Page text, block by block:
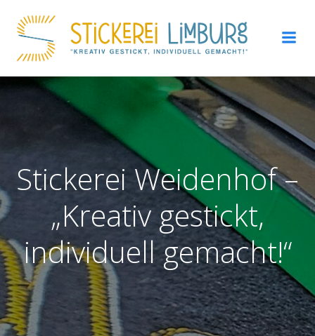
Inhalt
springen
Stickerei Weidenhof –
„Kreativ gestickt,
individuell gemacht!“